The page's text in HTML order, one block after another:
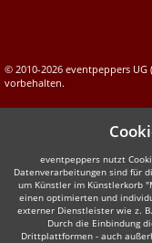
© 2010-2026 eventpeppers UG
vorbehalten.
eventpeppers nutzt
Datenverarbeitungen sind für
um Künstler im Künstlerkorb
einen optimierten und
externer Dienstleister wie z.
Durch die Einbindung
Drittplattformen - auch